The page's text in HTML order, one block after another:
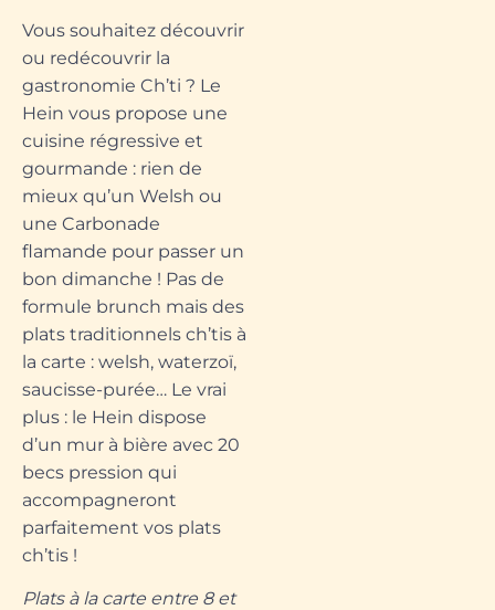
Vous souhaitez découvrir
ou redécouvrir la
gastronomie Ch’ti ? Le
Hein vous propose une
cuisine régressive et
gourmande : rien de
mieux qu’un Welsh ou
une Carbonade
flamande pour passer un
bon dimanche ! Pas de
formule brunch mais des
plats traditionnels ch’tis à
la carte : welsh, waterzoï,
saucisse-purée… Le vrai
plus : le Hein dispose
d’un mur à bière avec 20
becs pression qui
accompagneront
parfaitement vos plats
ch’tis !
Plats à la carte entre 8 et